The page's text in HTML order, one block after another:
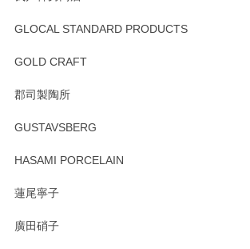
GLOCAL STANDARD PRODUCTS
GOLD CRAFT
郡司製陶所
GUSTAVSBERG
HASAMI PORCELAIN
蓮尾寧子
廣田硝子